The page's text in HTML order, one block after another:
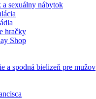
sexuálny nábytok
hračky
Shop
a spodná bielizeň pre mužov